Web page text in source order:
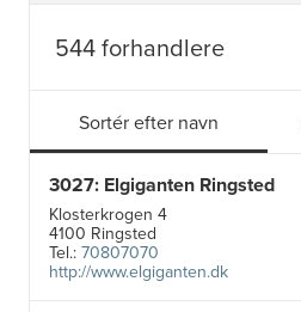
544 forhandlere
Sortér efter navn
3027: Elgiganten Ringsted
Klosterkrogen 4
4100 Ringsted
Tel.: 70807070
http://www.elgiganten.dk